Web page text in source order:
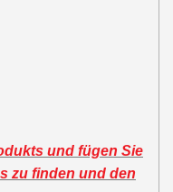
und fügen Sie
zu finden und den